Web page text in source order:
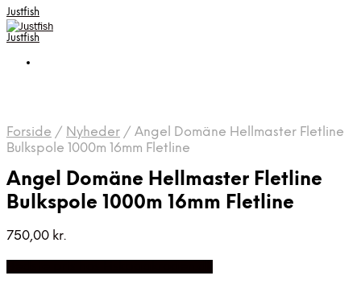
Justfish
Justfish
Forside / Nyheder / Angel Domäne Hellmaster Fletline
Bulkspole 1000m 16mm Fletline
Angel Domäne Hellmaster Fletline
Bulkspole 1000m 16mm Fletline
750,00 kr.